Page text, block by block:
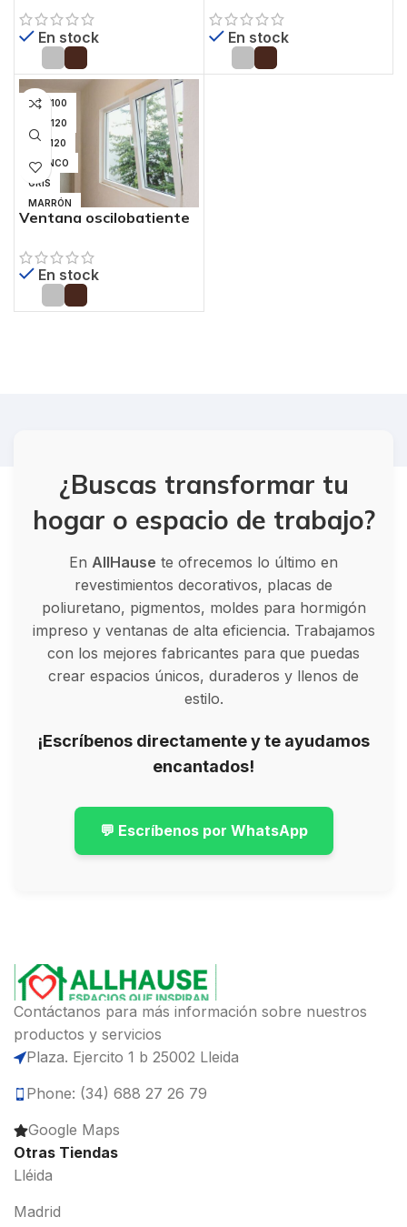
En stock En stock
100X100
130X120
140X120
BLANCO
GRIS
MARRÓN
Ventana oscilobatiente
En stock
¿Buscas transformar tu
hogar o espacio de trabajo?
En AllHause te ofrecemos lo último en
revestimientos decorativos, placas de
poliuretano, pigmentos, moldes para hormigón
impreso y ventanas de alta eficiencia. Trabajamos
con los mejores fabricantes para que puedas
crear espacios únicos, duraderos y llenos de
estilo.
¡Escríbenos directamente y te ayudamos
encantados!
💬 Escríbenos por WhatsApp
Contáctanos para más información sobre nuestros
productos y servicios
Plaza. Ejercito 1 b 25002 Lleida
Phone: (34) 688 27 26 79
Google Maps
Otras Tiendas
Lléida
Madrid